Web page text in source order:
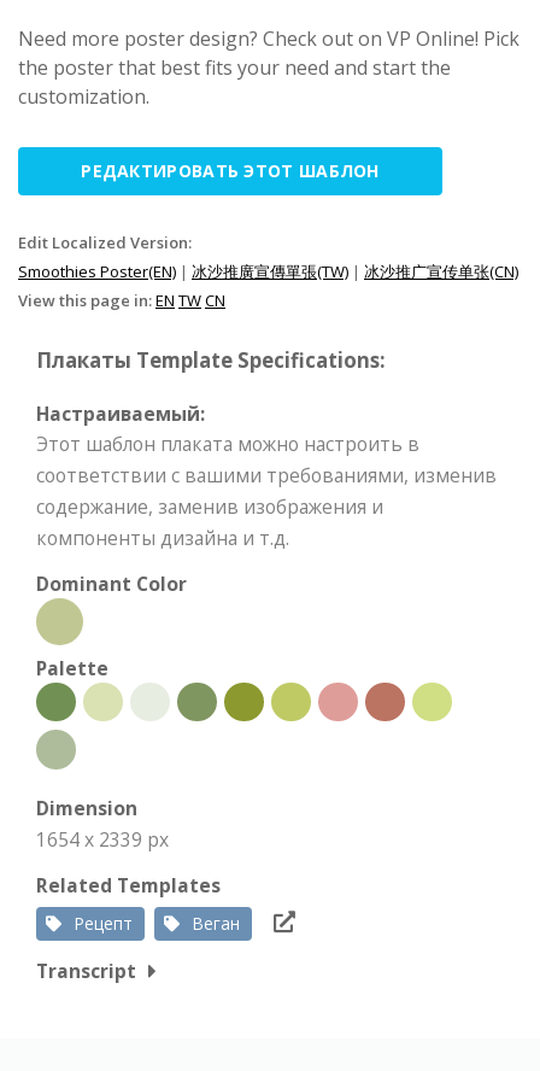
Need more poster design? Check out on VP Online! Pick
the poster that best fits your need and start the
customization.
РЕДАКТИРОВАТЬ ЭТОТ ШАБЛОН
Edit Localized Version:
Smoothies Poster(EN) | 冰沙推廣宣傳單張(TW) | 冰沙推广宣传单张(CN)
View this page in:EN TWCN
Плакаты Template Specifications:
Настраиваемый:
Этот шаблон плаката можно настроить в
соответствии с вашими требованиями, изменив
содержание, заменив изображения и
компоненты дизайна и т.д.
Dominant Color
Palette
Dimension
1654 x 2339 px
Related Templates
Рецепт Веган
Transcript